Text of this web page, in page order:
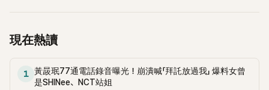
現在熱讀
1
黃晸珉77通電話錄音曝光！崩潰喊「拜託放過我」 爆料女曾
是SHINee、NCT站姐